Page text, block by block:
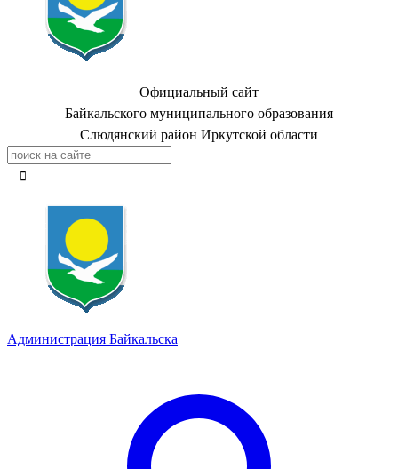
Официальный сайт
Байкальского муниципального образования
Слюдянский район Иркутской области
Администрация Байкальска